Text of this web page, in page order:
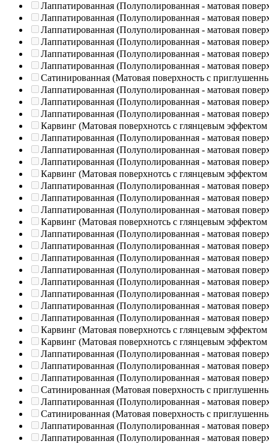
Лаппатированная (Полуполированная - матовая
Лаппатированная (Полуполированная - матовая
Лаппатированная (Полуполированная - матовая
Лаппатированная (Полуполированная - матовая
Лаппатированная (Полуполированная - матовая
Лаппатированная (Полуполированная - матовая
Сатинированная (Матовая поверхность с
Лаппатированная (Полуполированная - матовая
Лаппатированная (Полуполированная - матовая
Лаппатированная (Полуполированная - матовая
Карвинг (Матовая поверхнотсь с глянцевым эффектом
Лаппатированная (Полуполированная - матовая
Лаппатированная (Полуполированная - матовая
Лаппатированная (Полуполированная - матовая
Карвинг (Матовая поверхнотсь с глянцевым эффектом
Лаппатированная (Полуполированная - матовая
Лаппатированная (Полуполированная - матовая
Лаппатированная (Полуполированная - матовая
Карвинг (Матовая поверхнотсь с глянцевым эффектом
Лаппатированная (Полуполированная - матовая
Лаппатированная (Полуполированная - матовая
Лаппатированная (Полуполированная - матовая
Лаппатированная (Полуполированная - матовая
Лаппатированная (Полуполированная - матовая
Лаппатированная (Полуполированная - матовая
Лаппатированная (Полуполированная - матовая
Лаппатированная (Полуполированная - матовая
Карвинг (Матовая поверхнотсь с глянцевым эффектом
Карвинг (Матовая поверхнотсь с глянцевым эффектом
Лаппатированная (Полуполированная - матовая
Лаппатированная (Полуполированная - матовая
Лаппатированная (Полуполированная - матовая
Сатинированная (Матовая поверхность с
Лаппатированная (Полуполированная - матовая
Сатинированная (Матовая поверхность с
Лаппатированная (Полуполированная - матовая
Лаппатированная (Полуполированная - матовая